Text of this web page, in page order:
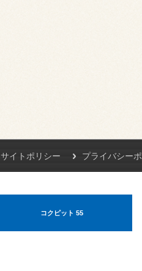
サイトポリシー プライバシー
コクピット 55